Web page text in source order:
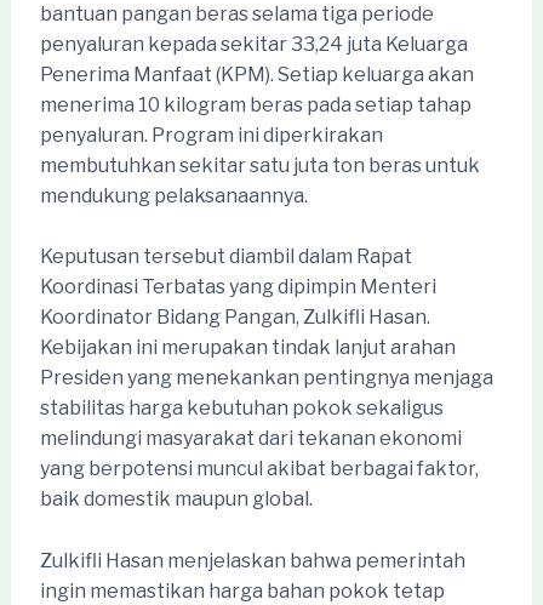
bantuan pangan beras selama tiga periode
penyaluran kepada sekitar 33,24 juta Keluarga
Penerima Manfaat (KPM). Setiap keluarga akan
menerima 10 kilogram beras pada setiap tahap
penyaluran. Program ini diperkirakan
membutuhkan sekitar satu juta ton beras untuk
mendukung pelaksanaannya.
Keputusan tersebut diambil dalam Rapat
Koordinasi Terbatas yang dipimpin Menteri
Koordinator Bidang Pangan, Zulkifli Hasan.
Kebijakan ini merupakan tindak lanjut arahan
Presiden yang menekankan pentingnya menjaga
stabilitas harga kebutuhan pokok sekaligus
melindungi masyarakat dari tekanan ekonomi
yang berpotensi muncul akibat berbagai faktor,
baik domestik maupun global.
Zulkifli Hasan menjelaskan bahwa pemerintah
ingin memastikan harga bahan pokok tetap